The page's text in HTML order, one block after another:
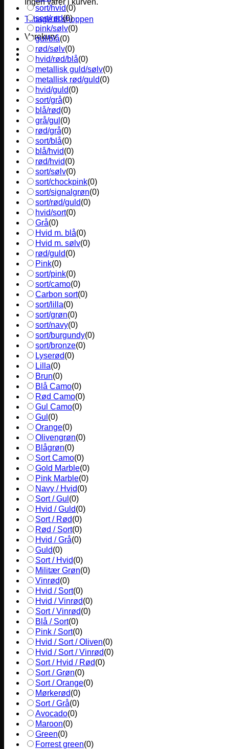
Ingen varer i kurven.
Tilbage til shoppen
Varekurv
sort/hvid(0)
sort/rød(0)
pink/sølv(0)
gul/blå(0)
rød/sølv(0)
hvid/rød/blå(0)
metallisk guld/sølv(0)
metallisk rød/guld(0)
hvid/guld(0)
sort/grå(0)
blå/rød(0)
grå/gul (0)
rød/grå(0)
sort/blå(0)
blå/hvid(0)
rød/hvid(0)
sort/sølv(0)
sort/chockpink(0)
sort/signalgrøn(0)
sort/rød/guld(0)
hvid/sort(0)
Grå(0)
Hvid m. blå(0)
Hvid m. sølv(0)
rød/guld(0)
Pink(0)
sort/pink(0)
sort/camo(0)
Carbon sort(0)
sort/lilla(0)
sort/grøn(0)
sort/navy(0)
sort/burgundy(0)
sort/bronze(0)
Lyserød(0)
Lilla(0)
Brun(0)
Blå Camo(0)
Rød Camo(0)
Gul Camo(0)
Gul (0)
Orange(0)
Olivengrøn(0)
Blågrøn(0)
Sort Camo(0)
Gold Marble(0)
Pink Marble(0)
Navy / Hvid(0)
Sort / Gul (0)
Hvid / Guld(0)
Sort / Rød(0)
Rød / Sort(0)
Hvid / Grå(0)
Guld(0)
Sort / Hvid(0)
Militær Grøn(0)
Vinrød(0)
Hvid / Sort(0)
Hvid / Vinrød(0)
Sort / Vinrød(0)
Blå / Sort(0)
Pink / Sort(0)
Hvid / Sort / Oliven(0)
Hvid / Sort / Vinrød(0)
Sort / Hvid / Rød(0)
Sort / Grøn(0)
Sort / Orange(0)
Mørkerød(0)
Sort / Grå(0)
Avocado(0)
Maroon(0)
Green(0)
Forrest green(0)